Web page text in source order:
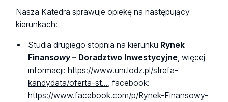
Nasza Katedra sprawuje opiekę na następujący
kierunkach:
Studia drugiego stopnia na kierunku Rynek
Finansowy – Doradztwo Inwestycyjne, więcej
informacji: https://www.uni.lodz.pl/strefa-
kandydata/oferta-st..., facebook:
https://www.facebook.com/p/Rynek-Finansowy-